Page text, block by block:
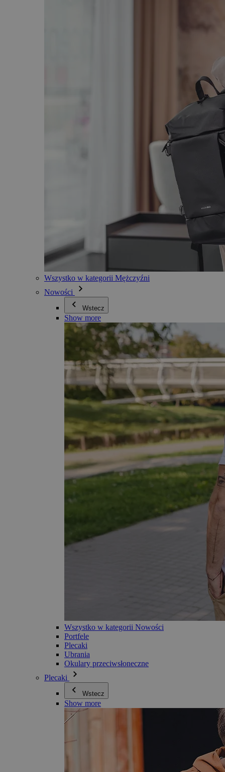
Wszystko w kategorii Mężczyźni
Nowości
Wstecz
Show more
Wszystko w kategorii Nowości
Portfele
Plecaki
Ubrania
Okulary przeciwsłoneczne
Plecaki
Wstecz
Show more